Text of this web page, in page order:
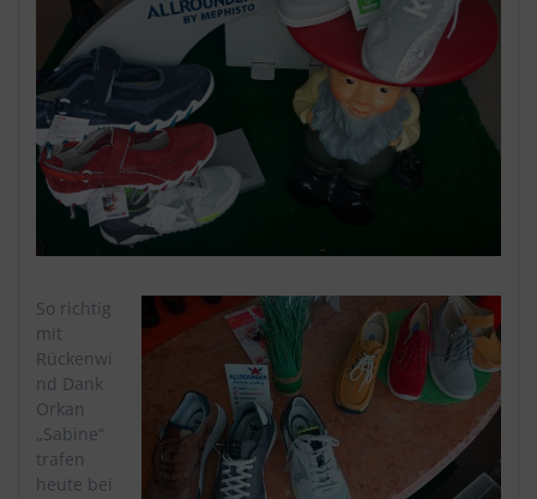
So richtig
mit
Rückenwi
nd Dank
Orkan
„Sabine“
trafen
heute bei